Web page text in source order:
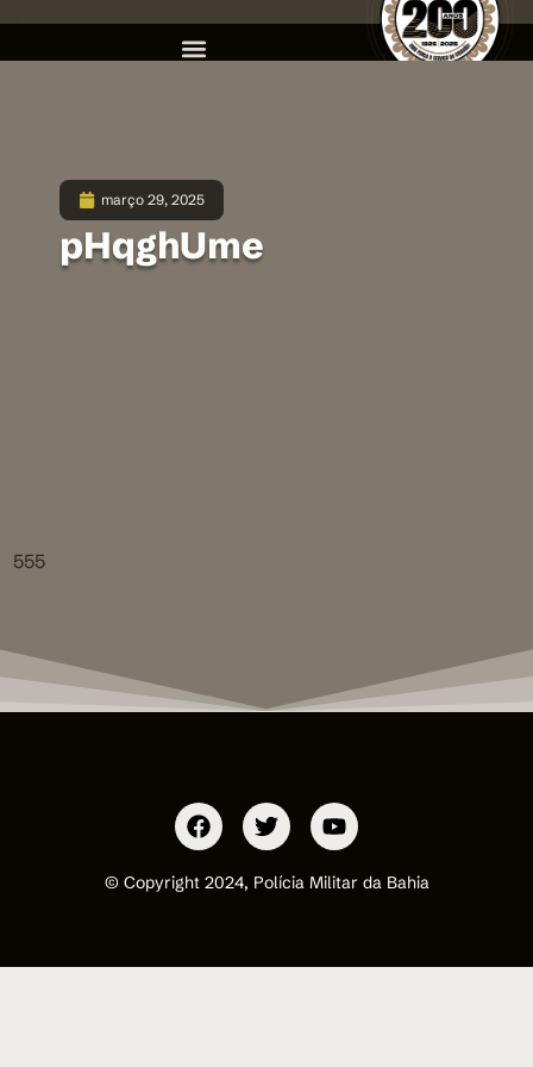
março 29, 2025
pHqghUme
555
© Copyright 2024, Polícia Militar da Bahia